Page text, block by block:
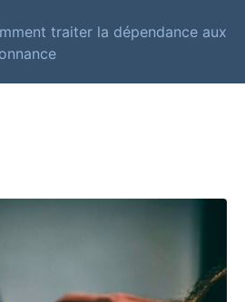
traiter la dépendance aux